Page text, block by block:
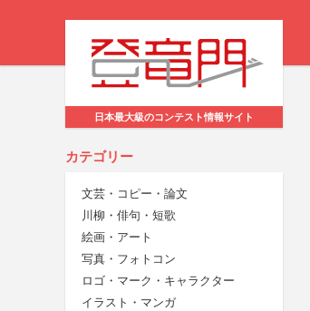
日本最大級のコンテスト情報サイト
カテゴリー
文芸・コピー・論文
川柳・俳句・短歌
絵画・アート
写真・フォトコン
ロゴ・マーク・キャラクター
イラスト・マンガ